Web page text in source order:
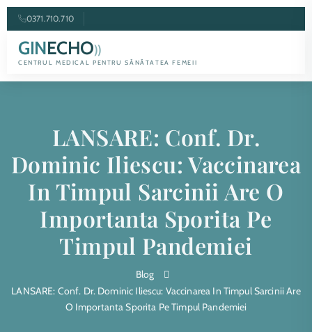
0371.710.710
GINECHO))
CENTRUL MEDICAL PENTRU SĂNĂTATEA FEMEII
LANSARE: Conf. Dr.
Dominic Iliescu: Vaccinarea
In Timpul Sarcinii Are O
Importanta Sporita Pe
Timpul Pandemiei
Blog
LANSARE: Conf. Dr. Dominic Iliescu: Vaccinarea In Timpul Sarcinii Are
O Importanta Sporita Pe Timpul Pandemiei